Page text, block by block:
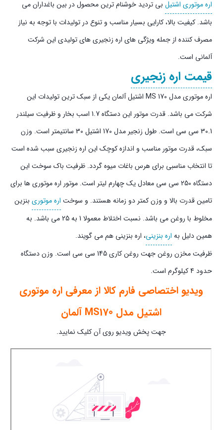
اره موتوری اشتیل بی تردید خوشنام ترین محصول در بین باغداران می
باشد. کیفیت بالا، کارایی بسیار مناسب و تنوع در تولیدات با توجه به نیاز
مصرف کننده از جمله ویژگی های اره زنجیری های تولیدی این شرکت
آلمانی است.
قیمت اره زنجیری
اره موتوری مدل MS 170 اشتیل آلمان یکی از سبک ترین تولیدات این
شرکت می باشد. قدرت موتور این دستگاه 1.7 اسب بخار و ظرفیت سیلندر
30.1 سی سی است. طول زنجیر مدل 170 اشتیل 30 سانتیمتر است. وزن
سبک، قدرت موتور مناسب و اندازه کوچک این اره زنجیری سبب شده است
تا انتخاب مناسبی برای هرس باغات میوه گردد. ظرفیت باک سوخت این
دستگاه 250 سی سی معادل یک چهارم لیتر است. موتور اره موتوری ها برای
تامین قدرت بالا و وزن کمتر دو زمانه هستند. و سوخت اره موتوری بنزین
مخلوط با روغن می باشد. نسبت اختلاط معمولا 1 به 25 می باشد. به
همین دلیل به اره بنزینی، اره بنزینی هم می گویند.
ظرفیت مخزن روغن جهت روغن کاری 145 سی سی است. وزن دستگاه
حدود 4 کیلوگرم است.
ویدیو اختصاصی فارم کالا از معرفی اره موتوری
اشتیل مدل MS170 آلمان
جهت پخش ویدیو روی آن کلیک نمایید.